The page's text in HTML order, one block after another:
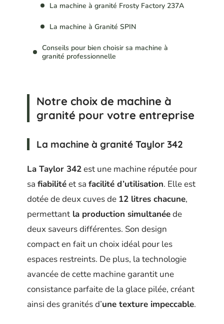
La machine à granité Frosty Factory 237A
La machine à Granité SPIN
Conseils pour bien choisir sa machine à
granité professionnelle
Notre choix de machine à
granité pour votre entreprise
La machine à granité Taylor 342
La Taylor 342est une machine réputée pour
sa fiabilitéet sa facilité d’utilisation. Elle est
dotée de deux cuves de 12 litres chacune,
permettant la production simultanéede
deux saveurs différentes. Son design
compact en fait un choix idéal pour les
espaces restreints. De plus, la technologie
avancée de cette machine garantit une
consistance parfaite de la glace pilée, créant
ainsi des granités d’une texture impeccable.